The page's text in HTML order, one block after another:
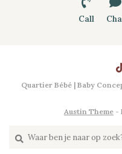
Call
Quartier Bébé | Baby
Austin Theme -